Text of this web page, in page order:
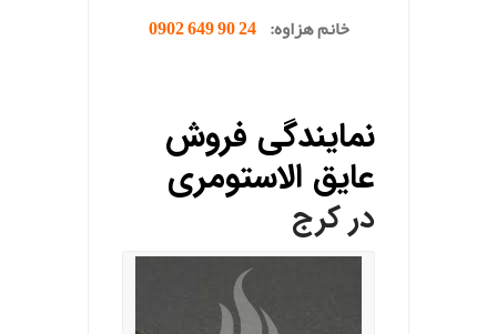
خانم هزاوه:24 90 649 0902
نمایندگی فروش
عایق الاستومری
در کرج